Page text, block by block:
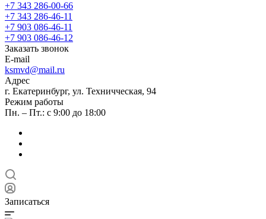
+7 343 286-00-66
+7 343 286-46-11
+7 903 086-46-11
+7 903 086-46-12
Заказать звонок
E-mail
ksmvd@mail.ru
Адрес
г. Екатеринбург, ул. Техничческая, 94
Режим работы
Пн. – Пт.: с 9:00 до 18:00
Записаться